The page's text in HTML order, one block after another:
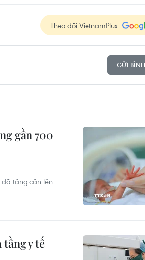
Theo dõi VietnamPlus
GỬI
gần 700
đã tăng cân lên
tầng y tế